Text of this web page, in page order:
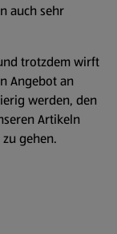
auch sehr
trotzdem wirft
Angebot an
werden, den
Artikeln
gehen.